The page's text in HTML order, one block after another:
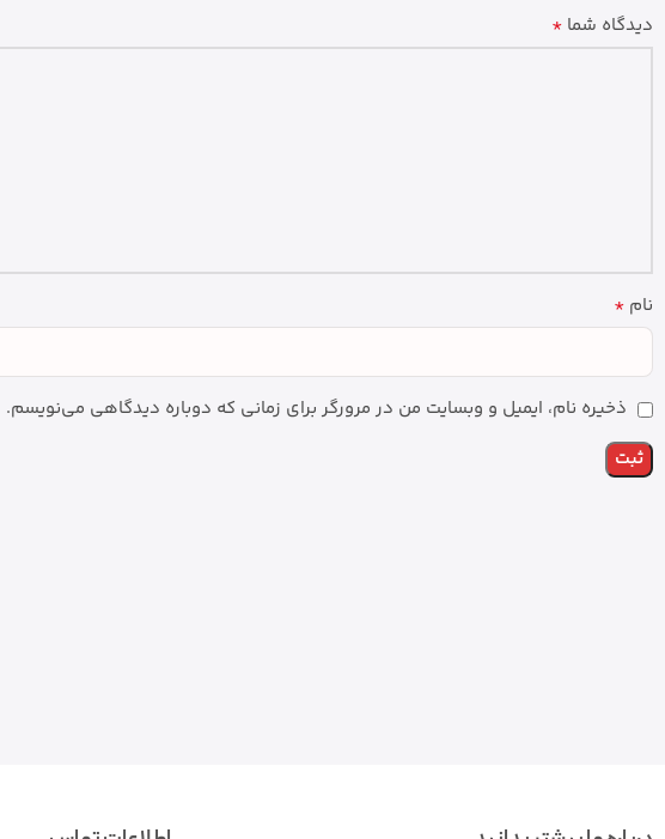
دیدگاه شما *
نام *
ذخیره نام، ایمیل و وبسایت من در مرورگر برای زمانی که دوباره دیدگاهی می‌نویسم.